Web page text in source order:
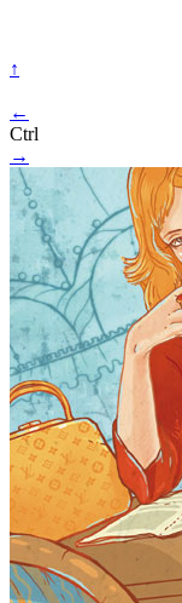
↑
←
Ctrl
→